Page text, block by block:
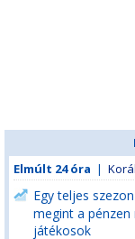
Elmúlt 24 óra |
Egy teljes
megint a pénzen
játékosok